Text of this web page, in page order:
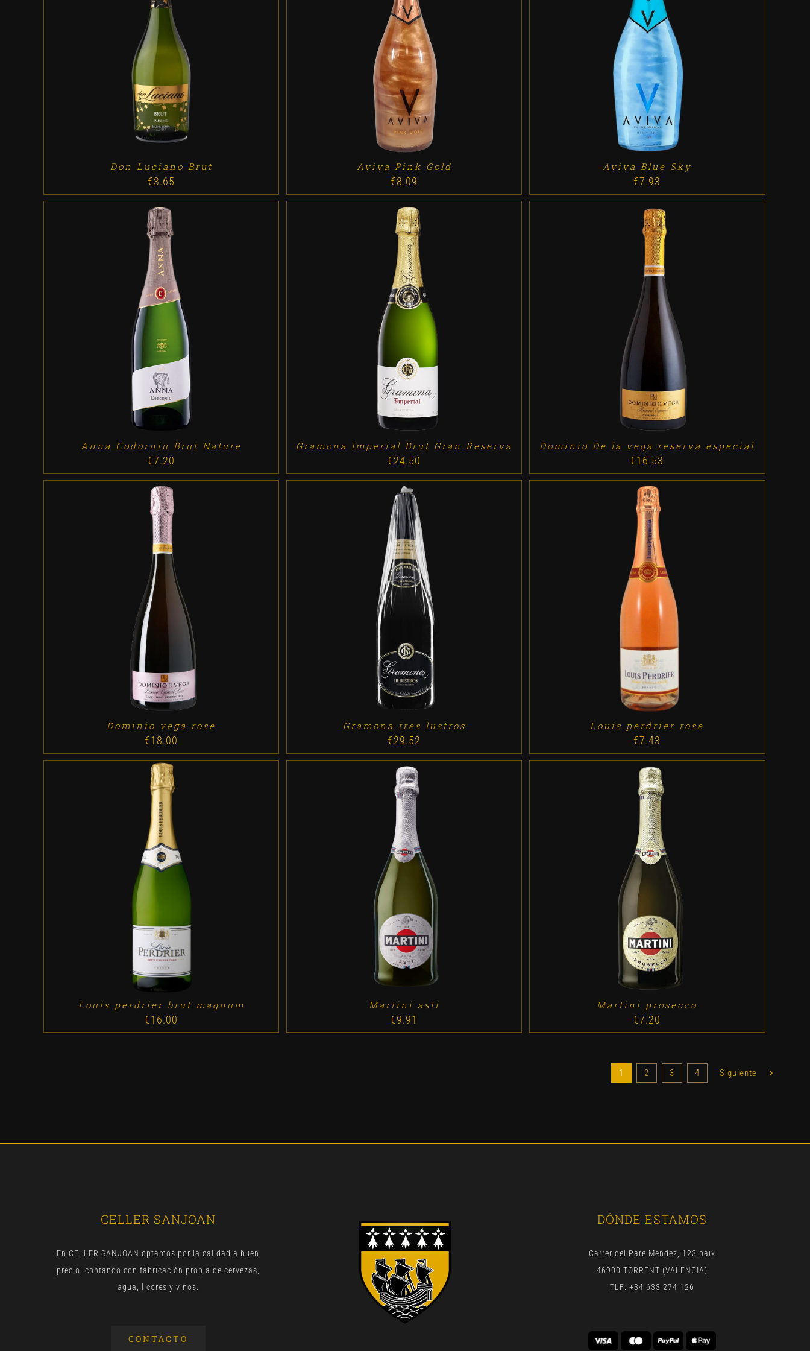
ADD TO CART DETALLES
Don Luciano Brut
€3.65
ADD TO CART / DETALLES
Aviva Pink Gold
€8.09
ADD TO CART / DETALLES
Aviva Blue Sky
€7.93
ADD TO CART DETALLES
Anna Codorniu Brut Nature
€7.20
ADD TO CART DETALLES
Gramona Imperial Brut Gran Reserva
€24.50
ADD TO CART DETALLES
Dominio De la vega reserva especial
€16.53
ADD TO CART DETALLES
Dominio vega rose
€18.00
ADD TO CART DETALLES
Gramona tres lustros
€29.52
ADD TO CART DETALLES
Louis perdrier rose
€7.43
ADD TO CART DETALLES
Louis perdrier brut magnum
€16.00
ADD TO CART DETALLES
Martini asti
€9.91
ADD TO CART DETALLES
Martini prosecco
€7.20
1 2 3 4 Siguiente
CELLER SANJOAN
En CELLER SANJOAN optamos por la calidad a buen
precio, contando con fabricación propia de cervezas,
agua, licores y vinos.
CONTACTO
DÓNDE ESTAMOS
Carrer del Pare Mendez, 123 baix
46900 TORRENT (VALENCIA)
TLF: +34 633 274 126